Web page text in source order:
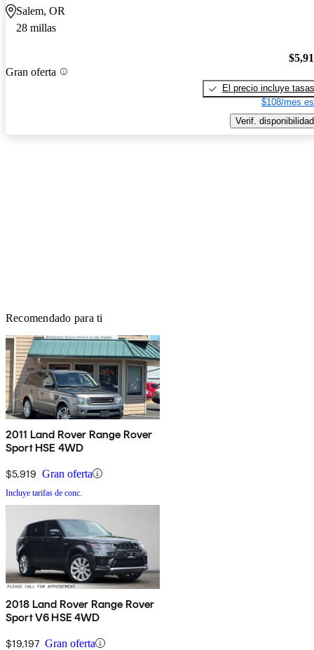
Salem, OR
28 millas
Gran oferta
El precio incluye tasas
$108/mes
Verif. disponibilidad
Recomendado para ti
2011 Land Rover Range Rover
Sport HSE 4WD
$5,919 Gran oferta
Incluye tarifas de conc.
2018 Land Rover Range Rover
Sport V6 HSE 4WD
$19,197 Gran oferta